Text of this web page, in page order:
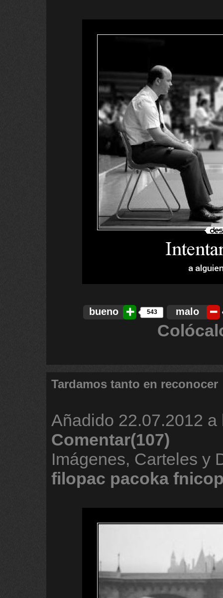
bueno 543 malo
Tardamos tanto en reconocer
Añadido 22.07.2012 a
Comentar(107)
Imágenes, Carteles y
filopac pacoka